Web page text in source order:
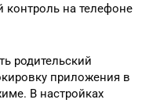
контроль на телефоне
родительский
приложения в
В настройках